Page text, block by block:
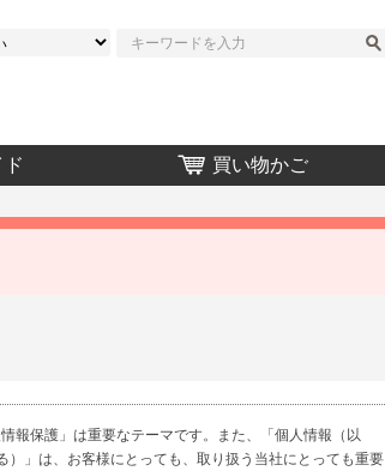
買い物かご
報保護」は重要なテーマです。また、「個人情報（以
」は、お客様にとっても、取り扱う当社にとっても重要